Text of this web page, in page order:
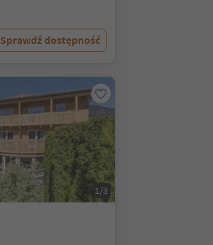
Sprawdź dostępność
1/3